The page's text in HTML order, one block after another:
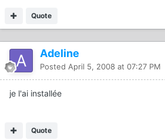
Quote
Adeline
Posted April 5, 2008 at 07:27 PM
je l'ai installée
Quote